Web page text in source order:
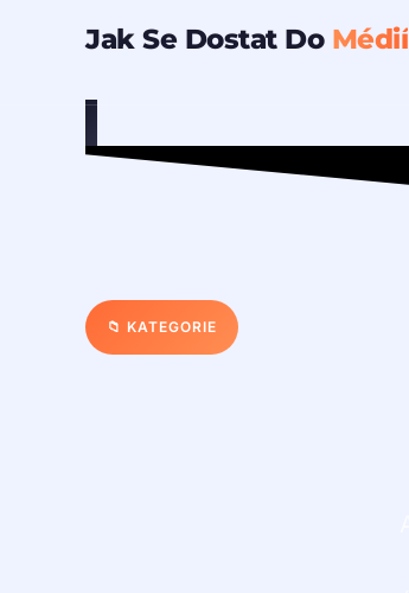
Jak Se Dostat Do Médií
📁 KATEGORIE